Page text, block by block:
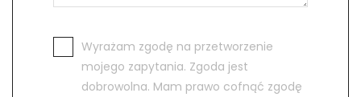
Wyrażam zgodę na przetworzenie
mojego zapytania. Zgoda jest
dobrowolna. Mam prawo cofnąć zgodę